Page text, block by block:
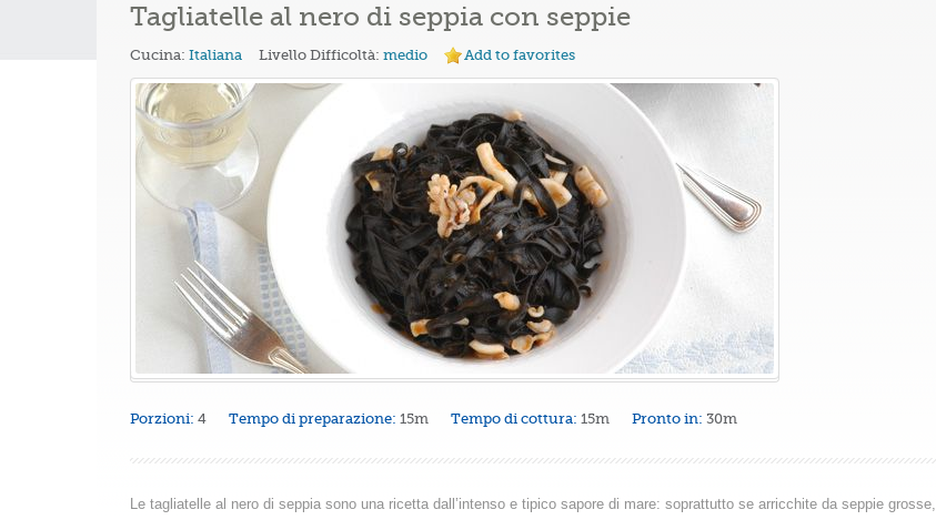
Tagliatelle al nero di seppia con seppie
Cucina: Italiana Livello Difficoltà: medio Add to favorites
Porzioni: 4 Tempo di preparazione: 15m Tempo di cottura: 15m Pronto in: 30m
Le tagliatelle al nero di seppia sono una ricetta dall’intenso e tipico sapore di mare: soprattutto se arricchite da seppie grosse,